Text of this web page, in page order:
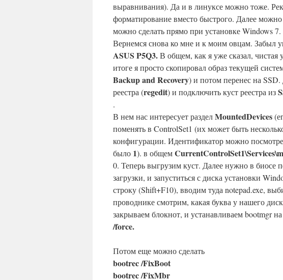
выравнивания). Да и в линуксе можно тоже.
форматирование вместо быстрого. Далее
можно сделать прямо при установке Windows 7.
Вернемся снова ко мне и к моим овцам. Забыл
ASUS P5Q3.В общем, как я уже сказал,
итоге я просто скопировал образ текущей
Backup and Recovery) и потом перенес на SSD.
реестра (regedit) и подключить куст реестра из
.
В нем нас интересует разделMountedDevices
поменять в ControlSet1 (их может быть
конфигурации. Идентификатор можно
было 1). в общем
0. Теперь выгрузим куст. Далее нужно в биосе
загрузки, и запуститься с диска установки
строку (Shift+F10), вводим туда notepad.exe,
проводнике смотрим, какая буква у нашего
закрываем блокнот, и устанавливаем bootmgr
/force.
Потом еще можно сделать
bootrec /FixBoot
bootrec /FixMbr